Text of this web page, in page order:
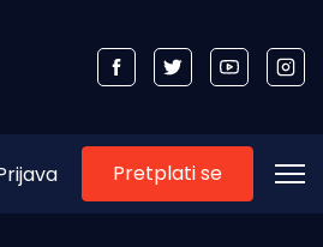
Pretplati se